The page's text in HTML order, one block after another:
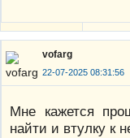
vofarg
22-07-2025 08:31:56
Мне кажется
найти и втулку к